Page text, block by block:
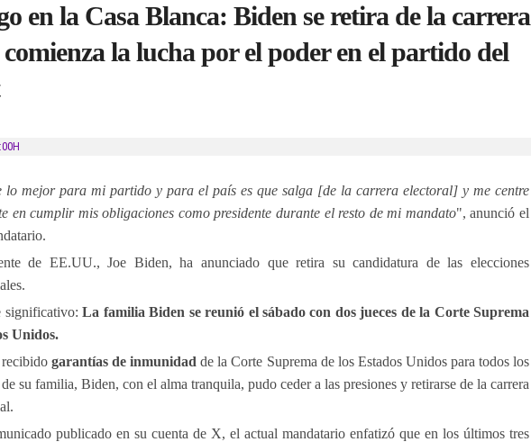
en la Casa Blanca: Biden se retira de la carrera
la lucha por el poder en el partido del
lo mejor para mi partido y para el país es que salga [de la carrera electoral] y me centre
en cumplir mis obligaciones como presidente durante el resto de mi mandato", anunció el
de EE.UU., Joe Biden, ha anunciado que retira su candidatura de las elecciones
significativo:La familia Biden se reunió el sábado con dos jueces de la Corte Suprema
Unidos.
recibidogarantías de inmunidad de la Corte Suprema de los Estados Unidos para todos los
su familia, Biden, con el alma tranquila, pudo ceder a las presiones y retirarse de la carrera
publicado en su cuenta de X, el actual mandatario enfatizó que en los últimos tres